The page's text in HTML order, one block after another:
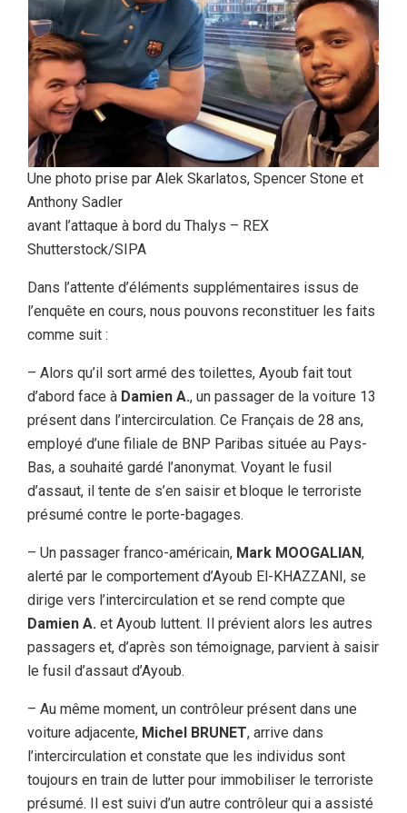
Une photo prise par Alek Skarlatos, Spencer Stone et
Anthony Sadler
avant l’attaque à bord du Thalys – REX
Shutterstock/SIPA
Dans l’attente d’éléments supplémentaires issus de
l’enquête en cours, nous pouvons reconstituer les faits
comme suit :
– Alors qu’il sort armé des toilettes, Ayoub fait tout
d’abord face à Damien A., un passager de la voiture 13
présent dans l’intercirculation. Ce Français de 28 ans,
employé d’une filiale de BNP Paribas située au Pays-
Bas, a souhaité gardé l’anonymat. Voyant le fusil
d’assaut, il tente de s’en saisir et bloque le terroriste
présumé contre le porte-bagages.
– Un passager franco-américain, Mark MOOGALIAN,
alerté par le comportement d’Ayoub El-KHAZZANI, se
dirige vers l’intercirculation et se rend compte que
Damien A. et Ayoub luttent. Il prévient alors les autres
passagers et, d’après son témoignage, parvient à saisir
le fusil d’assaut d’Ayoub.
– Au même moment, un contrôleur présent dans une
voiture adjacente, Michel BRUNET, arrive dans
l’intercirculation et constate que les individus sont
toujours en train de lutter pour immobiliser le terroriste
présumé. Il est suivi d’un autre contrôleur qui a assisté